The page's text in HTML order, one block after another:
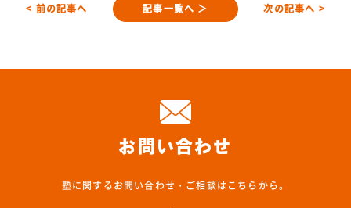
< 前の記事へ 記事一覧へ ＞ 次の記事へ >
お問い合わせ
塾に関するお問い合わせ・ご相談はこちらから。